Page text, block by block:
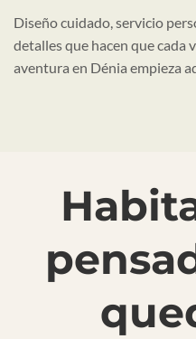
Diseño cuidado, servicio
detalles que hacen que cada
aventura en Dénia empieza